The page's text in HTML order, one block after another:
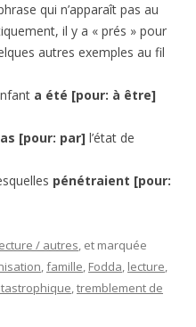
qui n’apparaît pas au
il y a « prés » pour
autres exemples au fil
a été [pour: à être]
[pour: par] l’état de
pénétraient [pour:
/ autres, et marquée
,famille, Fodda, lecture,
,tremblement de